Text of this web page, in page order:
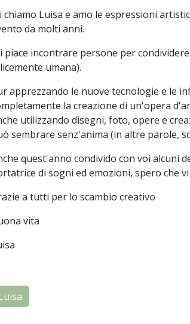
chiamo Luisa e amo le espressioni
da molti anni.
piace incontrare persone per
umana).
apprezzando le nuove tecnologie e le
la creazione di un'opera
utilizzando disegni, foto, opere e
sembrare senz'anima (in altre parole,
quest'anno condivido con voi alcuni
di sogni ed emozioni, spero che vi
a tutti per lo scambio creativo
vita